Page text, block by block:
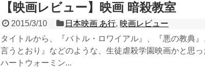
【映画レビュー】映画 暗殺教室
2015/3/10 日本映画 あ行, 映画レビュー
タイトルから、『バトル・ロワイアル』、『悪の教典
言うとおり』などのような、生徒虐殺学園映画かと思っ
ハートウォーミン...